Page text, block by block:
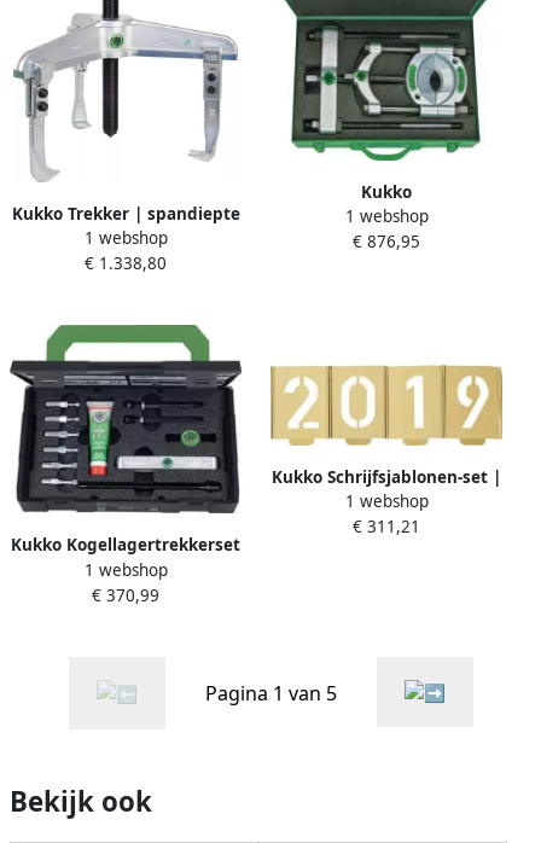
Kukko Trekker | spandiepte
200 mm | spanwijdte 520
mm | 20 T | 1 stuk 11-1-A
1 webshop
€ 1.338,80
Kukko
Scheidingsinrichtingset |
opening A 25-155 mm |
1 webshop
€ 876,95
Kukko Kogellagertrekkerset
| 7-delig | spanbereik 20-95
mm | 1 stuk 69-A
1 webshop
€ 370,99
Kukko Schrijfsjablonen-set |
cijfers 0-9 | letterhoogte
300 mm | speciaal
1 webshop
€ 311,21
Pagina 1 van 5
Bekijk ook